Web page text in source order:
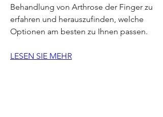
Behandlung von Arthrose der Finger zu
erfahren und herauszufinden, welche
Optionen am besten zu Ihnen passen.
LESEN SIE MEHR